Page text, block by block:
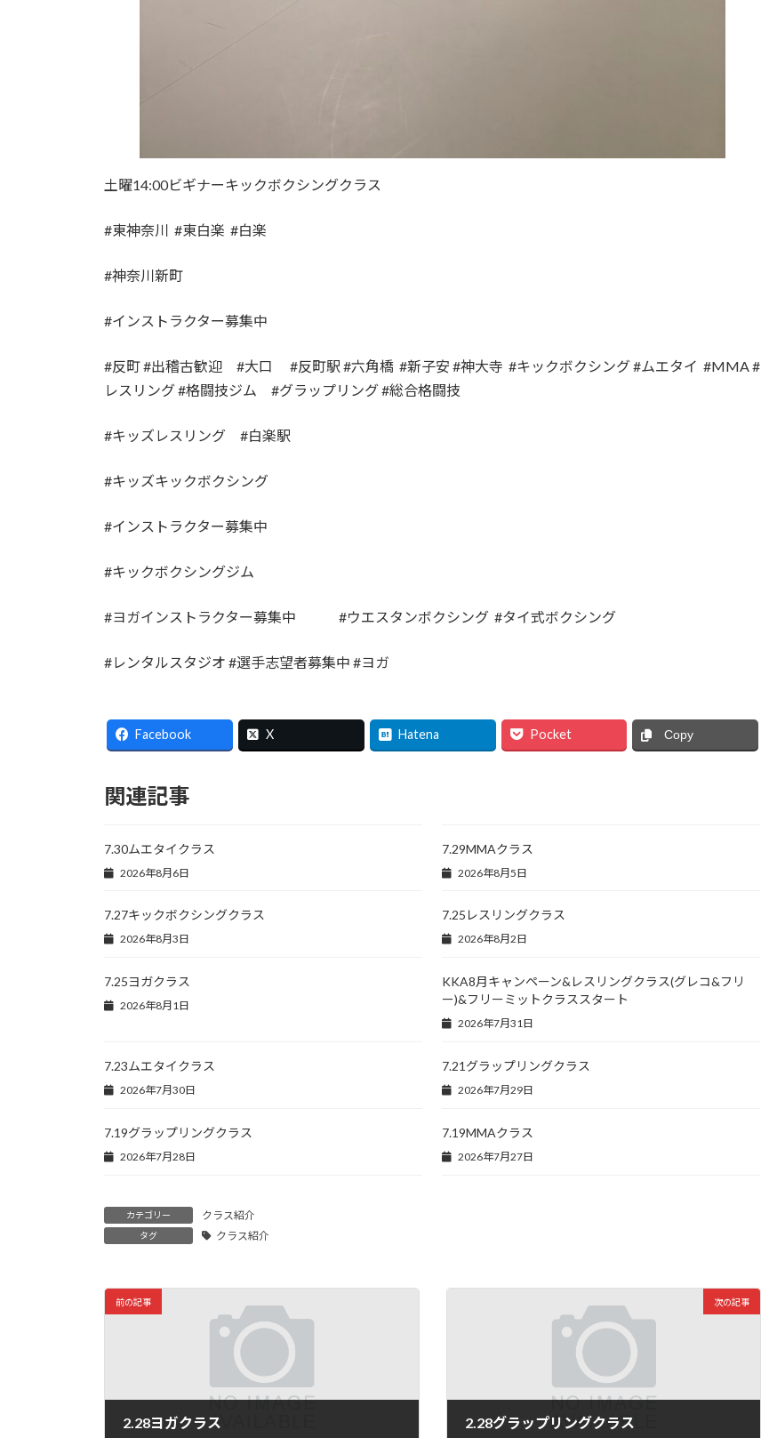
土曜14:00ビギナーキックボクシングクラス
#東神奈川 #東白楽 #白楽
#神奈川新町
#インストラクター募集中
#反町 #出稽古歓迎 #大口 #反町駅 #六角橋 #新子安 #神大寺 #キックボクシング #ムエタイ #MMA #
レスリング #格闘技ジム #グラップリング #総合格闘技
#キッズレスリング #白楽駅
#キッズキックボクシング
#インストラクター募集中
#キックボクシングジム
#ヨガインストラクター募集中 #ウエスタンボクシング #タイ式ボクシング
#レンタルスタジオ #選手志望者募集中 #ヨガ
Facebook X Hatena Pocket Copy
関連記事
7.30ムエタイクラス
2026年8月6日
7.29MMAクラス
2026年8月5日
7.27キックボクシングクラス
2026年8月3日
7.25レスリングクラス
2026年8月2日
7.25ヨガクラス
2026年8月1日
KKA8月キャンペーン&レスリングクラス(グレコ&フリ
ー)&フリーミットクラススタート
2026年7月31日
7.23ムエタイクラス
2026年7月30日
7.21グラップリングクラス
2026年7月29日
7.19グラップリングクラス
2026年7月28日
7.19MMAクラス
2026年7月27日
カテゴリー クラス紹介
タグ クラス紹介
前の記事
2.28ヨガクラス
次の記事
2.28グラップリングクラス